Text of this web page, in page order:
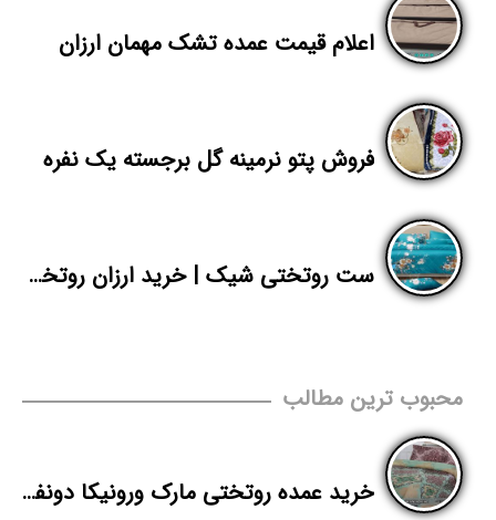
اعلام قیمت عمده تشک مهمان ارزان
فروش پتو نرمینه گل برجسته یک نفره
ست روتختی شیک | خرید ارزان روتختی دونفره | پاندا
محبوب ترین مطالب
خرید عمده روتختی مارک ورونیکا دونفره